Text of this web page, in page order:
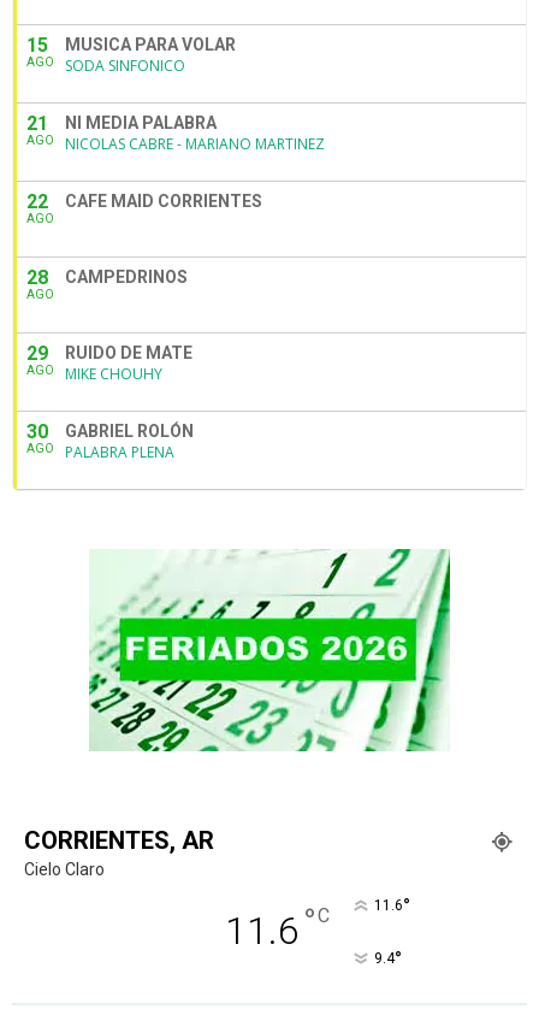
15
AGO
MUSICA PARA VOLAR
SODA SINFONICO
21
AGO
NI MEDIA PALABRA
NICOLAS CABRE - MARIANO MARTINEZ
22
AGO
CAFE MAID CORRIENTES
28
AGO
CAMPEDRINOS
29
AGO
RUIDO DE MATE
MIKE CHOUHY
30
AGO
GABRIEL ROLÓN
PALABRA PLENA
CORRIENTES, AR
Cielo Claro
11.6 °C 11.6°
9.4°